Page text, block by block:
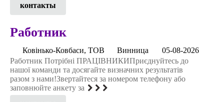
контакты
Работник
Ковінько-Ковбаси, ТОВ Винница
05-08-2026
Работник Потрібні ПРАЦІВНИКИПриєднуйтесь до
нашої команди та досягайте визначних результатів
разом з нами!Звертайтеся за номером телефону або
заповнюйте анкету за